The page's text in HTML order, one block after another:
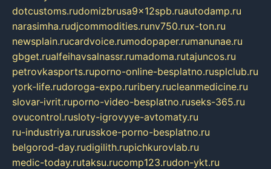
dotcustoms.rudomizbrusa9x12spb.ruautodamp.ru
narasimha.rudjcommodities.runv750.rux-ton.ru
newsplain.rucardvoice.rumodopaper.rumanunae.ru
gbget.rualfeihavsalnassr.rumadoma.rutajuncos.ru
petrovkasports.ruporno-online-besplatno.rusplclub.ru
york-life.rudoroga-expo.ruribery.rucleanmedicine.ru
slovar-ivrit.ruporno-video-besplatno.ruseks-365.ru
ovucontrol.rusloty-igrovyye-avtomaty.ru
ru-industriya.rurusskoe-porno-besplatno.ru
belgorod-day.rudigilith.rupichkurovlab.ru
medic-today.rutaksu.rucomp123.rudon-ykt.ru